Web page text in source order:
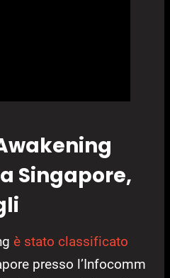
Singapore,
è stato classificato
presso l’Infocomm